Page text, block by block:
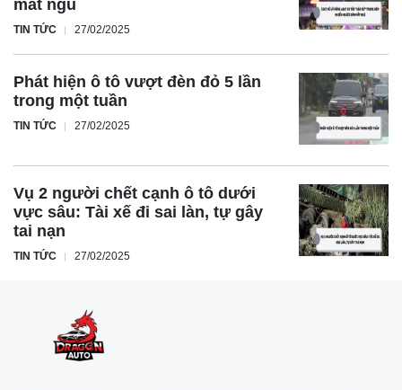
mất ngủ
TIN TỨC 27/02/2025
Phát hiện ô tô vượt đèn đỏ 5 lần
trong một tuần
TIN TỨC 27/02/2025
Vụ 2 người chết cạnh ô tô dưới
vực sâu: Tài xế đi sai làn, tự gây
tai nạn
TIN TỨC 27/02/2025